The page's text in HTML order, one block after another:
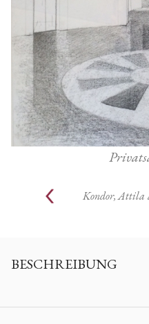
Kondor, Attila
BESCHREIBUNG